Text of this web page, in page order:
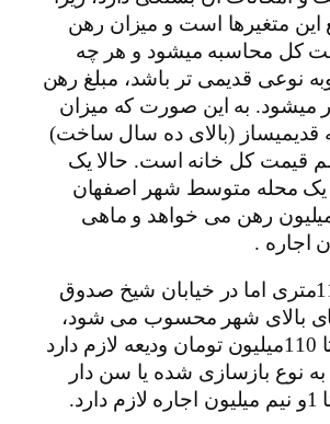
این متغیرها است و میزان رهن
کل محاسبه میشود و هر چه
نوعی قدیمی تر باشد، مبلغ رهن
میشود. به این صورت که میزان
قدیمیساز (بالای ده سال ساخت)
قیمت کل خانه است. حالا یک
یک محله متوسط شهر اصفهان
100تا 150میلیون رهن می خواهد و ماهی
اجاره .
یک آپارتمان 110متری اما در خیابان شیخ صدوق
بالای شهر محسوب می شود،
تقریبا بین 100تا 110میلیون تومان ودیعه لازم دارد
به نوع بازسازی شده یا سن دار